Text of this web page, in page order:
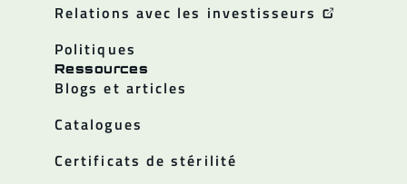
Relations avec les investisseurs
Politiques
Ressources
Blogs et articles
Catalogues
Certificats de stérilité